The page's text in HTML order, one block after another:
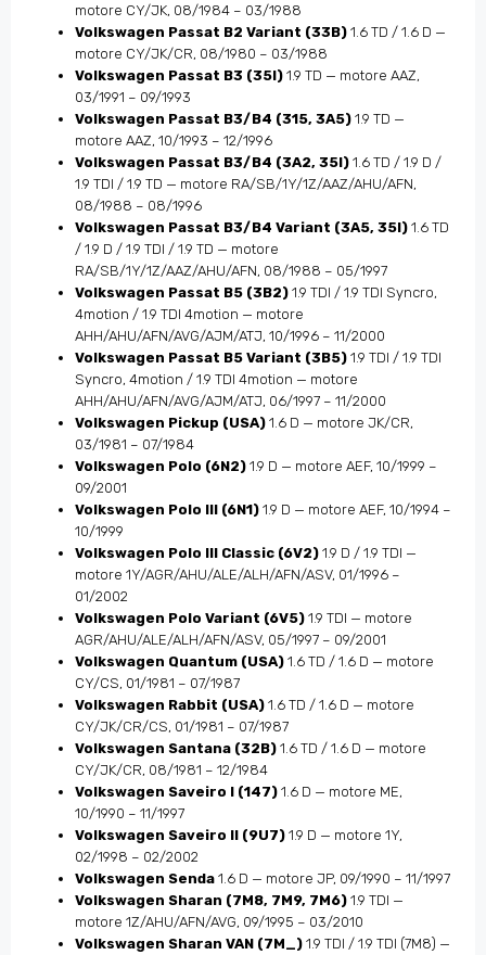
motore CY/JK, 08/1984 – 03/1988
Volkswagen Passat B2 Variant (33B) 1.6 TD / 1.6 D —
motore CY/JK/CR, 08/1980 – 03/1988
Volkswagen Passat B3 (35I) 1.9 TD — motore AAZ,
03/1991 – 09/1993
Volkswagen Passat B3/B4 (315, 3A5) 1.9 TD —
motore AAZ, 10/1993 – 12/1996
Volkswagen Passat B3/B4 (3A2, 35I) 1.6 TD / 1.9 D /
1.9 TDI / 1.9 TD — motore RA/SB/1Y/1Z/AAZ/AHU/AFN,
08/1988 – 08/1996
Volkswagen Passat B3/B4 Variant (3A5, 35I) 1.6 TD
/ 1.9 D / 1.9 TDI / 1.9 TD — motore
RA/SB/1Y/1Z/AAZ/AHU/AFN, 08/1988 – 05/1997
Volkswagen Passat B5 (3B2) 1.9 TDI / 1.9 TDI Syncro,
4motion / 1.9 TDI 4motion — motore
AHH/AHU/AFN/AVG/AJM/ATJ, 10/1996 – 11/2000
Volkswagen Passat B5 Variant (3B5) 1.9 TDI / 1.9 TDI
Syncro, 4motion / 1.9 TDI 4motion — motore
AHH/AHU/AFN/AVG/AJM/ATJ, 06/1997 – 11/2000
Volkswagen Pickup (USA) 1.6 D — motore JK/CR,
03/1981 – 07/1984
Volkswagen Polo (6N2) 1.9 D — motore AEF, 10/1999 –
09/2001
Volkswagen Polo III (6N1) 1.9 D — motore AEF, 10/1994 –
10/1999
Volkswagen Polo III Classic (6V2) 1.9 D / 1.9 TDI —
motore 1Y/AGR/AHU/ALE/ALH/AFN/ASV, 01/1996 –
01/2002
Volkswagen Polo Variant (6V5) 1.9 TDI — motore
AGR/AHU/ALE/ALH/AFN/ASV, 05/1997 – 09/2001
Volkswagen Quantum (USA) 1.6 TD / 1.6 D — motore
CY/CS, 01/1981 – 07/1987
Volkswagen Rabbit (USA) 1.6 TD / 1.6 D — motore
CY/JK/CR/CS, 01/1981 – 07/1987
Volkswagen Santana (32B) 1.6 TD / 1.6 D — motore
CY/JK/CR, 08/1981 – 12/1984
Volkswagen Saveiro I (147) 1.6 D — motore ME,
10/1990 – 11/1997
Volkswagen Saveiro II (9U7) 1.9 D — motore 1Y,
02/1998 – 02/2002
Volkswagen Senda 1.6 D — motore JP, 09/1990 – 11/1997
Volkswagen Sharan (7M8, 7M9, 7M6) 1.9 TDI —
motore 1Z/AHU/AFN/AVG, 09/1995 – 03/2010
Volkswagen Sharan VAN (7M_) 1.9 TDI / 1.9 TDI (7M8) —